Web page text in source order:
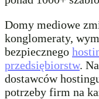
Domy mediowe
konglomeraty,
bezpiecznego
przedsiębiorstw.
dostawców
potrzeby firm na